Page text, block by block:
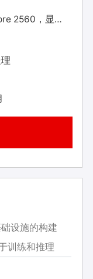
Nvidia Tesla T4 GPU，CUDA Core 2560，显存 16/DDR6
设施的构建
训练和推理